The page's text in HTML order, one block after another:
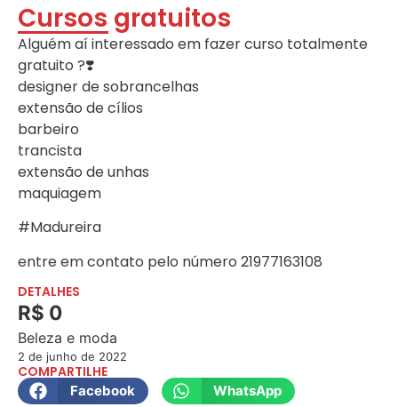
Cursos gratuitos
Alguém aí interessado em fazer curso totalmente
gratuito ?❣️
designer de sobrancelhas
extensão de cílios
barbeiro
trancista
extensão de unhas
maquiagem
#Madureira
entre em contato pelo número 21977163108
DETALHES
R$ 0
Beleza e moda
2 de junho de 2022
COMPARTILHE
Facebook
WhatsApp